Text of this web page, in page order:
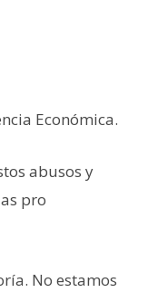
Económica.
abusos y
pro
No estamos